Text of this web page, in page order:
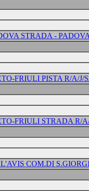
STRADA -
FRIULI PISTA R/A/J/
FRIULI STRADA R/
COM.DI